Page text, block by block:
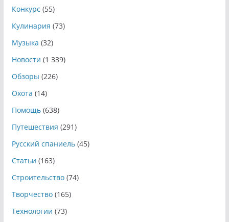
Конкурс (55)
Кулинария (73)
Музыка (32)
Новости (1 339)
Обзоры (226)
Охота (14)
Помощь(638)
Путешествия (291)
Русский спаниель(45)
Статьи (163)
Строительство(74)
Творчество(165)
Технологии (73)